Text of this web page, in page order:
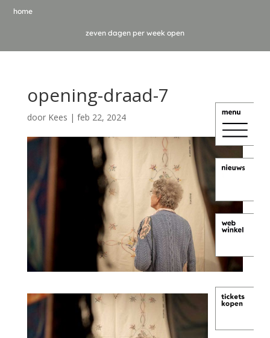
home
zeven dagen per week open
opening-draad-7
door Kees | feb 22, 2024